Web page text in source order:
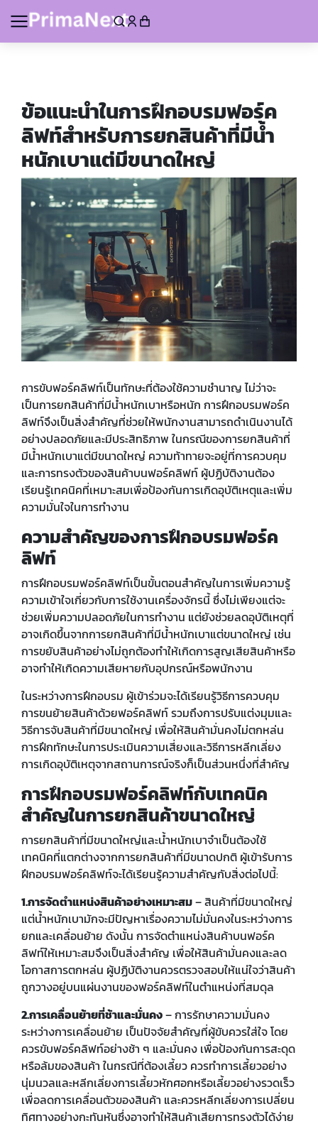
ข้อแนะนำในการฝึกอบรมฟอร์ค
ลิฟท์สำหรับการยกสินค้าที่มีน้ำ
หนักเบาแต่มีขนาดใหญ่
การขับฟอร์คลิฟท์เป็นทักษะที่ต้องใช้ความชำนาญ ไม่ว่าจะ
เป็นการยกสินค้าที่มีน้ำหนักเบาหรือหนัก การฝึกอบรมฟอร์ค
ลิฟท์จึงเป็นสิ่งสำคัญที่ช่วยให้พนักงานสามารถดำเนินงานได้
อย่างปลอดภัยและมีประสิทธิภาพ ในกรณีของการยกสินค้าที่
มีน้ำหนักเบาแต่มีขนาดใหญ่ ความท้าทายจะอยู่ที่การควบคุม
และการทรงตัวของสินค้าบนฟอร์คลิฟท์ ผู้ปฏิบัติงานต้อง
เรียนรู้เทคนิคที่เหมาะสมเพื่อป้องกันการเกิดอุบัติเหตุและเพิ่ม
ความมั่นใจในการทำงาน
ความสำคัญของการฝึกอบรมฟอร์ค
ลิฟท์
การฝึกอบรมฟอร์คลิฟท์เป็นขั้นตอนสำคัญในการเพิ่มความรู้
ความเข้าใจเกี่ยวกับการใช้งานเครื่องจักรนี้ ซึ่งไม่เพียงแต่จะ
ช่วยเพิ่มความปลอดภัยในการทำงาน แต่ยังช่วยลดอุบัติเหตุที่
อาจเกิดขึ้นจากการยกสินค้าที่มีน้ำหนักเบาแต่ขนาดใหญ่ เช่น
การขยับสินค้าอย่างไม่ถูกต้องทำให้เกิดการสูญเสียสินค้าหรือ
อาจทำให้เกิดความเสียหายกับอุปกรณ์หรือพนักงาน
ในระหว่างการฝึกอบรม ผู้เข้าร่วมจะได้เรียนรู้วิธีการควบคุม
การขนย้ายสินค้าด้วยฟอร์คลิฟท์ รวมถึงการปรับแต่งมุมและ
วิธีการจับสินค้าที่มีขนาดใหญ่ เพื่อให้สินค้ามั่นคงไม่ตกหล่น
การฝึกทักษะในการประเมินความเสี่ยงและวิธีการหลีกเลี่ยง
การเกิดอุบัติเหตุจากสถานการณ์จริงก็เป็นส่วนหนึ่งที่สำคัญ
การฝึกอบรมฟอร์คลิฟท์กับเทคนิค
สำคัญในการยกสินค้าขนาดใหญ่
การยกสินค้าที่มีขนาดใหญ่และน้ำหนักเบาจำเป็นต้องใช้
เทคนิคที่แตกต่างจากการยกสินค้าที่มีขนาดปกติ ผู้เข้ารับการ
ฝึกอบรมฟอร์คลิฟท์จะได้เรียนรู้ความสำคัญกับสิ่งต่อไปนี้:
1.การจัดตำแหน่งสินค้าอย่างเหมาะสม– สินค้าที่มีขนาดใหญ่
แต่น้ำหนักเบามักจะมีปัญหาเรื่องความไม่มั่นคงในระหว่างการ
ยกและเคลื่อนย้าย ดังนั้น การจัดตำแหน่งสินค้าบนฟอร์ค
ลิฟท์ให้เหมาะสมจึงเป็นสิ่งสำคัญ เพื่อให้สินค้ามั่นคงและลด
โอกาสการตกหล่น ผู้ปฏิบัติงานควรตรวจสอบให้แน่ใจว่าสินค้า
ถูกวางอยู่บนแผ่นงานของฟอร์คลิฟท์ในตำแหน่งที่สมดุล
2.การเคลื่อนย้ายที่ช้าและมั่นคง– การรักษาความมั่นคง
ระหว่างการเคลื่อนย้าย เป็นปัจจัยสำคัญที่ผู้ขับควรใส่ใจ โดย
ควรขับฟอร์คลิฟท์อย่างช้า ๆ และมั่นคง เพื่อป้องกันการสะดุด
หรือล้มของสินค้า ในกรณีที่ต้องเลี้ยว ควรทำการเลี้ยวอย่าง
นุ่มนวลและหลีกเลี่ยงการเลี้ยวหักศอกหรือเลี้ยวอย่างรวดเร็ว
เพื่อลดการเคลื่อนตัวของสินค้า และควรหลีกเลี่ยงการเปลี่ยน
ทิศทางอย่างกะทันหันซึ่งอาจทำให้สินค้าเสียการทรงตัวได้ง่าย